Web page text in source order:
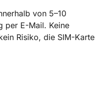
von 5–10
per E-Mail. Keine
Risiko, die SIM-Karte